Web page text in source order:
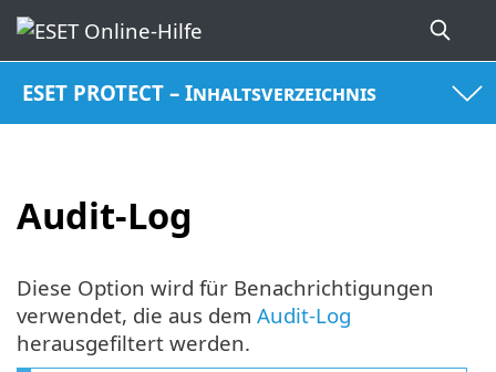
ESET PROTECT – Inhaltsverzeichnis
Audit-Log
Diese Option wird für Benachrichtigungen
verwendet, die aus dem Audit-Log
herausgefiltert werden.